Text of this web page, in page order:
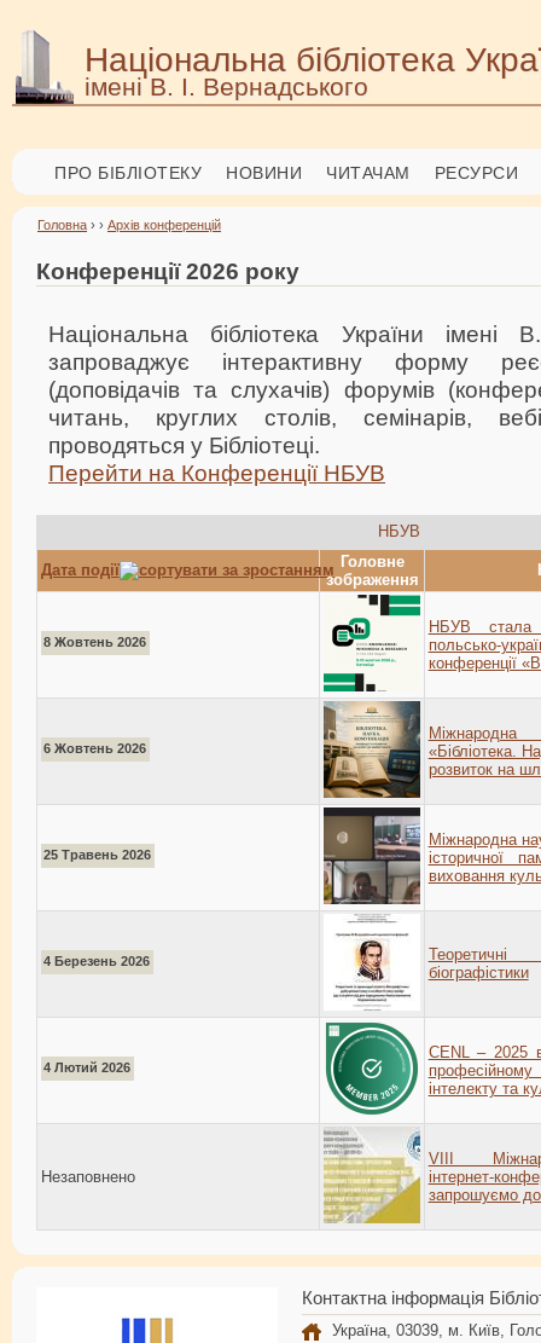
Національна бібліотека
імені В. І. Вернадського
ПРО БІБЛІОТЕКУ НОВИНИ ЧИТАЧАМ РЕСУРСИ
Головна › › Архів конференцій
Конференції 2026 року
Національна бібліотека України імені
запроваджує інтерактивну форму
(доповідачів та слухачів) форумів
читань, круглих столів, семінарів,
проводяться у Бібліотеці.
Перейти на Конференції НБУВ
НБУВ
Дата події
Головне
зображення
8 Жовтень 2026
НБУВ стала
польсько-
конференції
6 Жовтень 2026
«Бібліотека.
розвиток на
25 Травень 2026
Міжнародна
історичної
виховання
4 Березень 2026
біографістики
4 Лютий 2026
CENL – 2025
інтелекту та
Незаповнено
VIII
інтернет-
запрошуємо до
Контактна інформація
Україна, 03039, м. Київ,